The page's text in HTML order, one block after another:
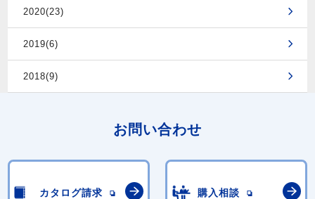
2020(23)
2019(6)
2018(9)
お問い合わせ
カタログ請求 購入相談